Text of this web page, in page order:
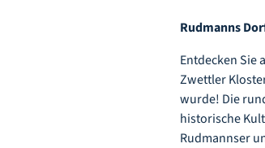
Rudmanns
Entdecken Sie
Zwettler
wurde! Die
historische
Rudmannser